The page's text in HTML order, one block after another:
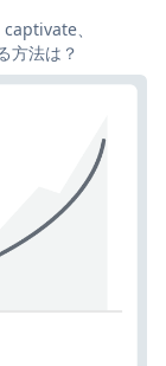
、
方法は？